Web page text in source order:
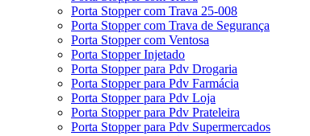
Porta Stopper com Trava 25-008
Porta Stopper com Trava de Segurança
Porta Stopper com Ventosa
Porta Stopper Injetado
Porta Stopper para Pdv Drogaria
Porta Stopper para Pdv Farmácia
Porta Stopper para Pdv Loja
Porta Stopper para Pdv Prateleira
Porta Stopper para Pdv Supermercados